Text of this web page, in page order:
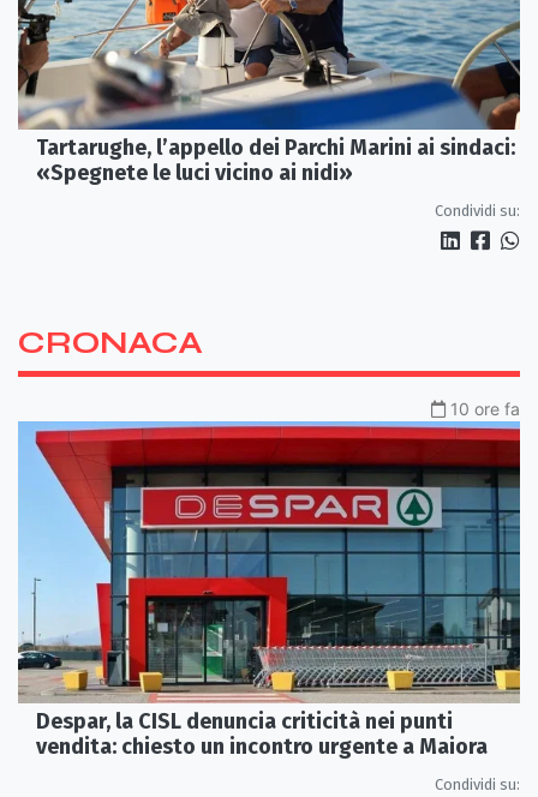
Tartarughe, l’appello dei Parchi Marini ai sindaci:
«Spegnete le luci vicino ai nidi»
Condividi su:
CRONACA
10 ore fa
Despar, la CISL denuncia criticità nei punti
vendita: chiesto un incontro urgente a Maiora
Condividi su: